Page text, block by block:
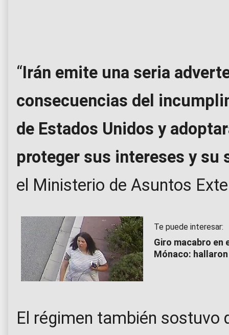
“Irán emite una seria
consecuencias del
de Estados Unidos y
proteger sus intereses y su
el Ministerio de Asuntos
Te puede interesar:
Giro macabro en
Mónaco:
El régimen también sostuvo